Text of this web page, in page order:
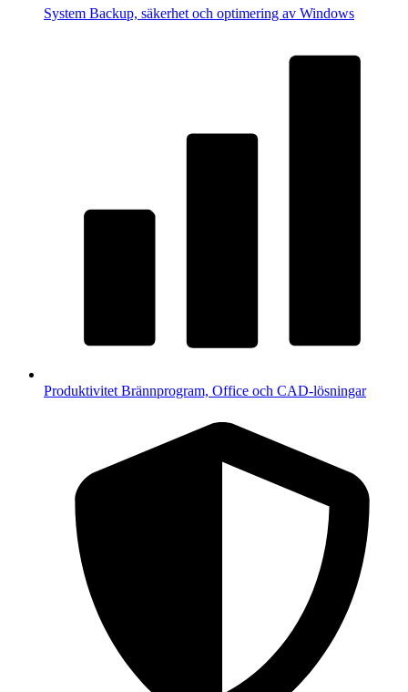
System Backup, säkerhet och optimering av Windows
Produktivitet Brännprogram, Office och CAD-lösningar